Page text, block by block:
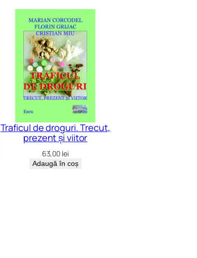
Traficul de droguri. Trecut,
prezent și viitor
63,00 lei
Adaugă în coș